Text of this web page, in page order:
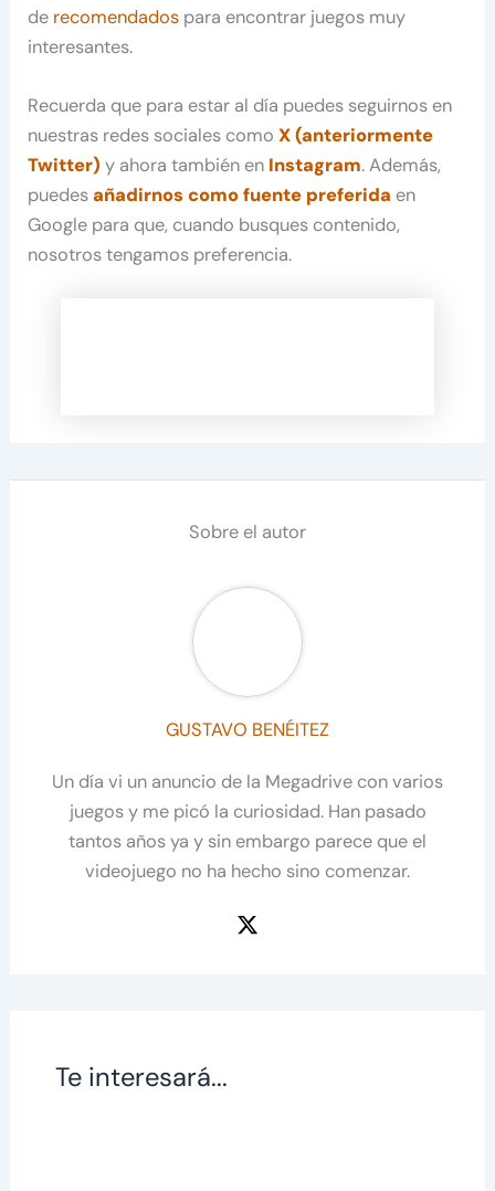
de recomendados para encontrar juegos muy
interesantes.
Recuerda que para estar al día puedes seguirnos en
nuestras redes sociales comoX (anteriormente
Twitter) y ahora también en Instagram. Además,
puedesañadirnos como fuente preferida en
Google para que, cuando busques contenido,
nosotros tengamos preferencia.
Sobre el autor
GUSTAVO BENÉITEZ
Un día vi un anuncio de la Megadrive con varios
juegos y me picó la curiosidad. Han pasado
tantos años ya y sin embargo parece que el
videojuego no ha hecho sino comenzar.
Te interesará...